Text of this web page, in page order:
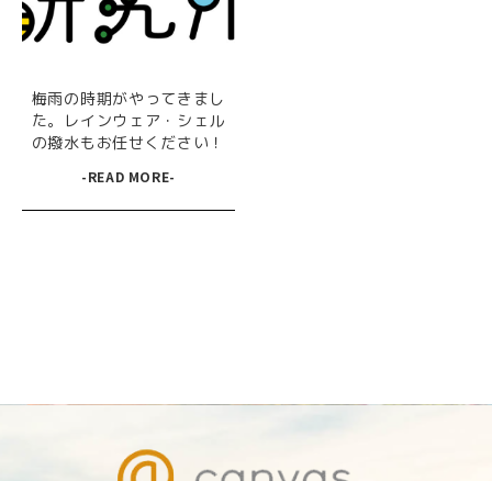
梅雨の時期がやってきまし
た。レインウェア・シェル
の撥水もお任せください！
-READ MORE-